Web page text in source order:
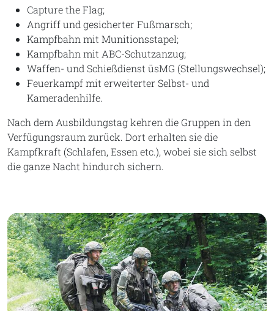
Capture the Flag;
Angriff und gesicherter Fußmarsch;
Kampfbahn mit Munitionsstapel;
Kampfbahn mit ABC-Schutzanzug;
Waffen- und Schießdienst üsMG (Stellungswechsel);
Feuerkampf mit erweiterter Selbst- und
Kameradenhilfe.
Nach dem Ausbildungstag kehren die Gruppen in den
Verfügungsraum zurück. Dort erhalten sie die
Kampfkraft (Schlafen, Essen etc.), wobei sie sich selbst
die ganze Nacht hindurch sichern.